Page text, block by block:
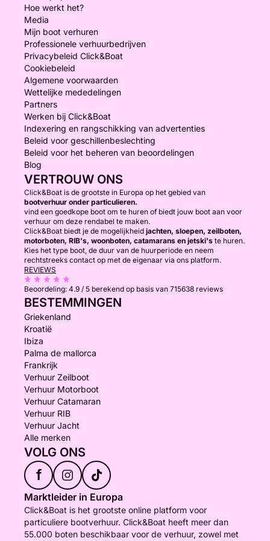
Hoe werkt het?
Media
Mijn boot verhuren
Professionele verhuurbedrijven
Privacybeleid Click&Boat
Cookiebeleid
Algemene voorwaarden
Wettelijke mededelingen
Partners
Werken bij Click&Boat
Indexering en rangschikking van advertenties
Beleid voor geschillenbeslechting
Beleid voor het beheren van beoordelingen
Blog
VERTROUW ONS
Click&Boat is de grootste in Europa op het gebied van
bootverhuur onder particulieren.
vind een goedkope boot om te huren of biedt jouw boot aan voor
verhuur om deze rendabel te maken.
Click&Boat biedt je de mogelijkheid jachten, sloepen, zeilboten,
motorboten, RIB's, woonboten, catamarans en jetski's te huren.
Kies het type boot, de duur van de huurperiode en neem
rechtstreeks contact op met de eigenaar via ons platform.
REVIEWS
Beoordeling: 4.9 / 5 berekend op basis van 715638 reviews
BESTEMMINGEN
Griekenland
Kroatië
Ibiza
Palma de mallorca
Frankrijk
Verhuur Zeilboot
Verhuur Motorboot
Verhuur Catamaran
Verhuur RIB
Verhuur Jacht
Alle merken
VOLG ONS
f
Marktleider in Europa
Click&Boat is het grootste online platform voor
particuliere bootverhuur. Click&Boat heeft meer dan
55.000 boten beschikbaar voor de verhuur, zowel met